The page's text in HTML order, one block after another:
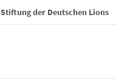
Stiftung der Deutschen Lions